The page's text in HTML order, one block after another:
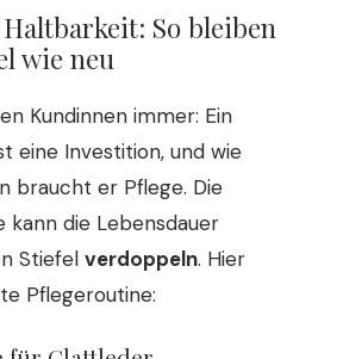
So bleiben
wie neu
Kundinnen immer: Ein
eine Investition, und wie
braucht er Pflege. Die
kann die Lebensdauer
Stiefel verdoppeln. Hier
Pflegeroutine: